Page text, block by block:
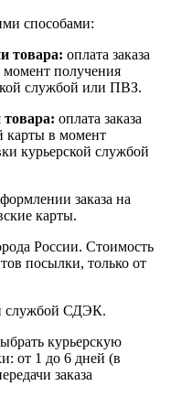
способами:
товара: оплата заказа
получения
службой или ПВЗ.
оплата заказа
карты в момент
курьерской службой
заказа на
карты.
России. Стоимость
посылки, только от
службой СДЭК.
курьерскую
от 1 до 6 дней (в
заказа